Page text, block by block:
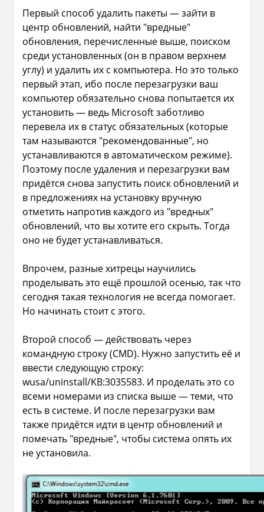
Первый способ удалить пакеты — зайти в
центр обновлений, найти "вредные"
обновления, перечисленные выше, поиском
среди установленных (он в правом верхнем
углу) и удалить их с компьютера. Но это только
первый этап, ибо после перезагрузки ваш
компьютер обязательно снова попытается их
установить — ведь Microsoft заботливо
перевела их в статус обязательных (которые
там называются "рекомендованные", но
устанавливаются в автоматическом режиме).
Поэтому после удаления и перезагрузки вам
придётся снова запустить поиск обновлений и
в предложениях на установку вручную
отметить напротив каждого из "вредных"
обновлений, что вы хотите его скрыть. Тогда
оно не будет устанавливаться.
Впрочем, разные хитрецы научились
проделывать это ещё прошлой осенью, так что
сегодня такая технология не всегда помогает.
Но начинать стоит с этого.
Второй способ — действовать через
командную строку (CMD). Нужно запустить её и
ввести следующую строку:
wusa/uninstall/KB:3035583. И проделать это со
всеми номерами из списка выше — теми, что
есть в системе. И после перезагрузки вам
также придётся идти в центр обновлений и
помечать "вредные", чтобы система опять их
не установила.